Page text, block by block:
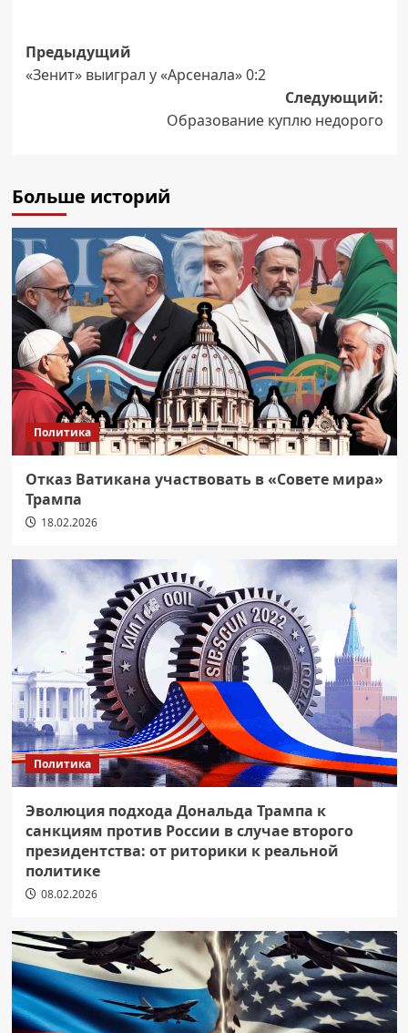
Навигация
записи
Предыдущий
«Зенит» выиграл у «Арсенала» 0:2
Следующий:
Образование куплю недорого
Больше историй
Политика
Отказ Ватикана участвовать в «Совете мира»
Трампа
18.02.2026
Политика
Эволюция подхода Дональда Трампа к
санкциям против России в случае второго
президентства: от риторики к реальной
политике
08.02.2026